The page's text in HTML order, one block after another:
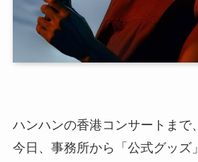
ハンハンの香港コンサートまで
今日、事務所から「公式グッズ